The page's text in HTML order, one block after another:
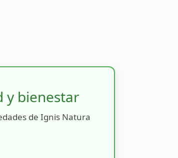
y bienestar
de Ignis Natura